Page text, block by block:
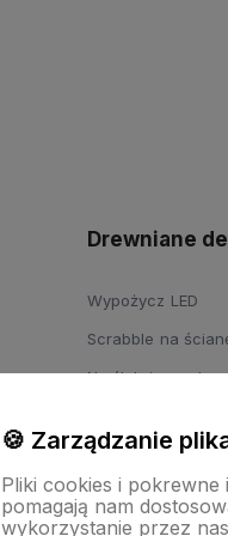
Drewniane
Wypożycz LED
Scrabble na
Na ślub i wesele
🍪 Zarządzanie
Pliki cookies i pokrewne
pomagają nam
wykorzystanie przez